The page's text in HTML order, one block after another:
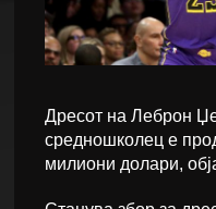
Дресот на Леброн
средношколец е
милиони долари,